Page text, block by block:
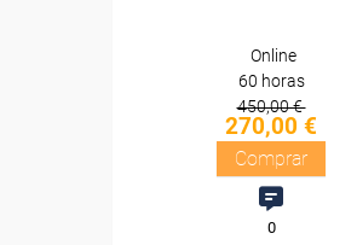
Online
60 horas
450,00 €
270,00 €
Comprar
0